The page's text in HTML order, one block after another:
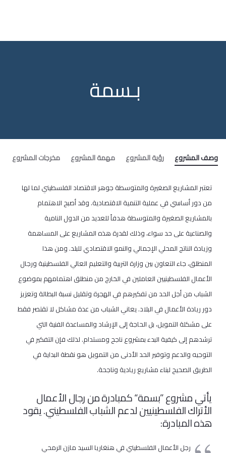
بـسمة
وصف المشروع رؤية المشروع مهمة المشروع مخرجات المشروع
تعتبر المشاريع الصغيرة والمتوسطة جوهر الاقتصاد الفلسطيني لما لها
من دور أساسي في عملية التنمية الاقتصادية. وقد أصبح الاهتمام
بالمشاريع الصغيرة والمتوسطة هدفاً للعديد من الدول النامية
والصناعية على حد سواء، وذلك لقدرة هذه المشاريع على المساهمة
وزيادة الناتج المحلي الإجمالي والنمو الاقتصادي للبلد. ومن هذا
المنطلق، جاء التعاون بين وزارة التربية والتعليم العالي الفلسطينية ورجال
الأعمال الفلسطينيين العاملين في الخارج من منطلق اهتمامهم بموضوع
الشباب من أجل الحد من تفكيرهم في الهجرة وتقليل نسبة البطالة وتعزيز
دور ريادة الأعمال في البلاد. يعاني الشباب من عدة مشاكل لا تقتصر فقط
على مشكلة التمويل، بل الحاجة إلى الإرشاد والمساعدة الفنية التي
ترشدهم إلى كيفية البدء بمشروع ناجح ومستدام. لذلك فإن التفكير في
التوجيه والدعم وتوفير الحد الأدنى من التمويل هو نقطة البداية في
الطريق الصحيح لبناء مشاريع ريادية وناجحة.
يأتي مشروع ”بسمة“ كمبادرة من رجال الأعمال
الأتراك الفلسطينيين لدعم الشباب الفلسطيني. يقود
هذه المبادرة:
رجل الأعمال الفلسطيني في هنغاريا السيد مازن الرمحي